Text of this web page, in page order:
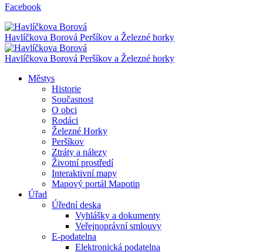
Facebook
Havlíčkova Borová Peršíkov a Železné horky
Havlíčkova Borová Peršíkov a Železné horky
Městys
Historie
Současnost
O obci
Rodáci
Železné Horky
Peršíkov
Ztráty a nálezy
Životní prostředí
Interaktivní mapy
Mapový portál Mapotip
Úřad
Úřední deska
Vyhlášky a dokumenty
Veřejnoprávní smlouvy
E-podatelna
Elektronická podatelna